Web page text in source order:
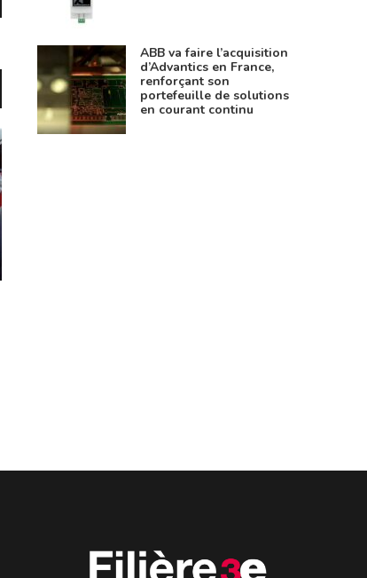
ABB va faire l’acquisition
d’Advantics en France,
renforçant son
portefeuille de solutions
en courant continu